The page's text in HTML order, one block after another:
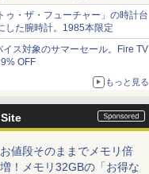
ゥ・ザ・フューチャー」の時計台
した腕時計。1985本限定
ス対象のサマーセール。Fire TV
OFF
もっと見る
お値段そのままでメモリ倍
増！メモリ32GBの「お得な